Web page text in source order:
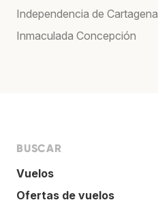
Independencia de Cartagena
Inmaculada Concepción
BUSCAR
Vuelos
Ofertas de vuelos